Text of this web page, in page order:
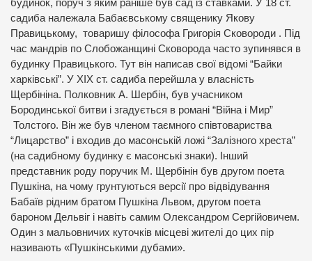
будинок, поруч з яким раніше був сад із ставками. У 18 ст.
садиба належала Бабаєвському священику Якову
Правицькому, товаришу філософа Григорія Сковороди . Під
час мандрів по Слобожанщині Сковорода часто зупинявся в
будинку Правицького. Тут він написав свої відомі “Байки
харківські”. У XIX ст. садиба перейшла у власність
Щербініна. Полковник А. Шербін, був учасником
Бородинської битви і згадується в романі “Війна і Мир”
Толстого. Він же був членом таємного співтовариства
“Лицарство” і входив до масонській ложі “Залізного хреста”
(на садибному будинку є масонські знаки). Інший
представник роду поручик М. Щербінін був другом поета
Пушкіна, на чому грунтуються версії про відвідування
Бабаїв рідним братом Пушкіна Львом, другом поета
бароном Дельвіг і навіть самим Олександром Сергійовичем.
Один з мальовничих куточків місцеві жителі до цих пір
називають «Пушкінськими дубами».